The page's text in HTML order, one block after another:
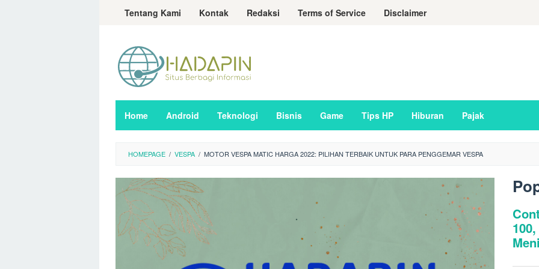
LoncatTentang Kami Kontak Redaksi Terms of Service Disclaimer
Home Android Teknologi Bisnis Game Tips HP Hiburan Pajak
HOMEPAGE / VESPA / MOTOR VESPA MATIC HARGA 2022: PILIHAN TERBAIK UNTUK PARA PENGGEMAR VESPA